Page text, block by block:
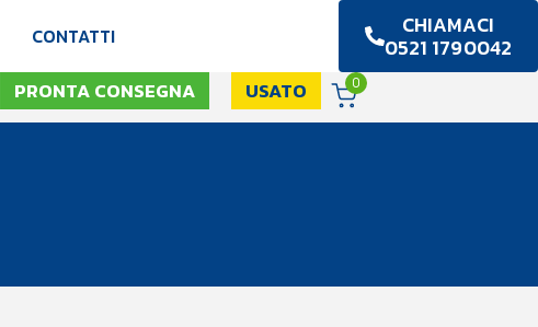
CONTATTI CHIAMACI
0521 1790042
PRONTA CONSEGNA USATO 0